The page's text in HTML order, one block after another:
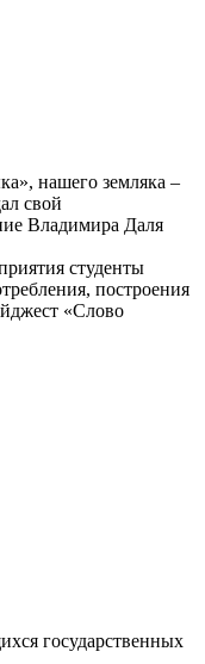
нашего земляка –
свой
Владимира Даля
студенты
построения
«Cлово
государственных